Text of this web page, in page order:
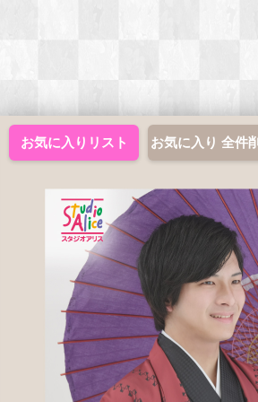
お気に入りリスト お気に入り 全件